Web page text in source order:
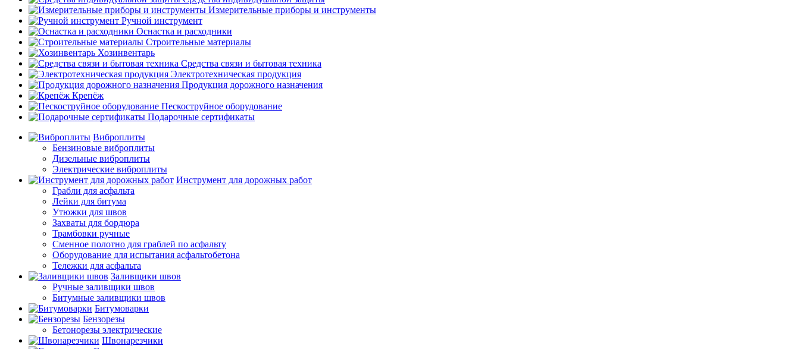
Измерительные приборы и инструменты
Ручной инструмент
Оснастка и расходники
Строительные материалы
Хозинвентарь
Средства связи и бытовая техника
Электротехническая продукция
Продукция дорожного назначения
Крепёж
Пескоструйное оборудование
Подарочные сертификаты
Виброплиты
Бензиновые виброплиты
Дизельные виброплиты
Электрические виброплиты
Инструмент для дорожных работ
Грабли для асфальта
Лейки для битума
Утюжки для швов
Захваты для бордюра
Трамбовки ручные
Сменное полотно для граблей по асфальту
Оборудование для испытания асфальтобетона
Тележки для асфальта
Заливщики швов
Ручные заливщики швов
Битумные заливщики швов
Битумоварки
Бензорезы
Бетонорезы электрические
Швонарезчики